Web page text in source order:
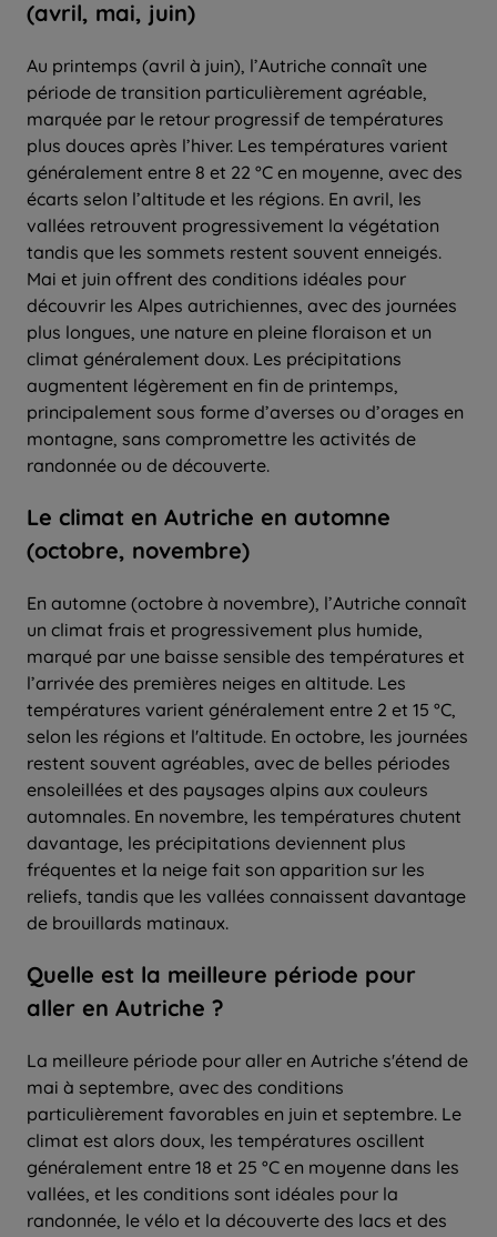
(avril, mai, juin)
Au printemps (avril à juin), l’Autriche connaît une
période de transition particulièrement agréable,
marquée par le retour progressif de températures
plus douces après l’hiver. Les températures varient
généralement entre 8 et 22 °C en moyenne, avec des
écarts selon l’altitude et les régions. En avril, les
vallées retrouvent progressivement la végétation
tandis que les sommets restent souvent enneigés.
Mai et juin offrent des conditions idéales pour
découvrir les Alpes autrichiennes, avec des journées
plus longues, une nature en pleine floraison et un
climat généralement doux. Les précipitations
augmentent légèrement en fin de printemps,
principalement sous forme d’averses ou d’orages en
montagne, sans compromettre les activités de
randonnée ou de découverte.
Le climat en Autriche en automne
(octobre, novembre)
En automne (octobre à novembre), l’Autriche connaît
un climat frais et progressivement plus humide,
marqué par une baisse sensible des températures et
l’arrivée des premières neiges en altitude. Les
températures varient généralement entre 2 et 15 °C,
selon les régions et l'altitude. En octobre, les journées
restent souvent agréables, avec de belles périodes
ensoleillées et des paysages alpins aux couleurs
automnales. En novembre, les températures chutent
davantage, les précipitations deviennent plus
fréquentes et la neige fait son apparition sur les
reliefs, tandis que les vallées connaissent davantage
de brouillards matinaux.
Quelle est la meilleure période pour
aller en Autriche ?
La meilleure période pour aller en Autriche s'étend de
mai à septembre, avec des conditions
particulièrement favorables en juin et septembre. Le
climat est alors doux, les températures oscillent
généralement entre 18 et 25 °C en moyenne dans les
vallées, et les conditions sont idéales pour la
randonnée, le vélo et la découverte des lacs et des